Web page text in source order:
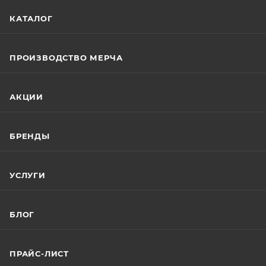
КАТАЛОГ
ПРОИЗВОДСТВО МЕРЧА
АКЦИИ
БРЕНДЫ
УСЛУГИ
БЛОГ
ПРАЙС-ЛИСТ